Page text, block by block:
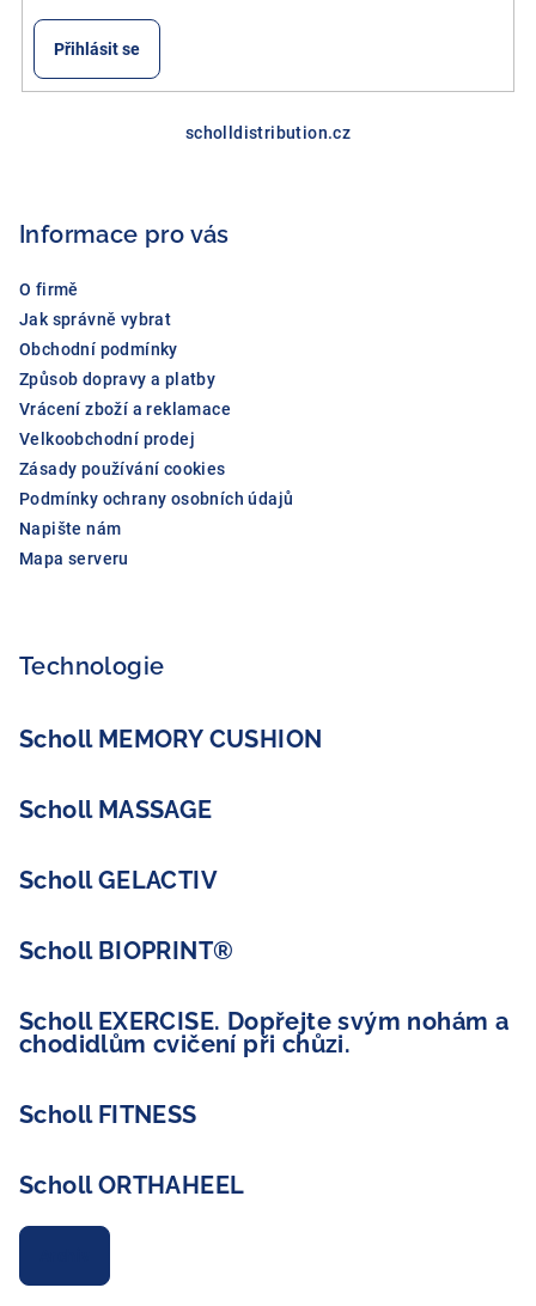
Přihlásit se
scholldistribution.cz
Informace pro vás
O firmě
Jak správně vybrat
Obchodní podmínky
Způsob dopravy a platby
Vrácení zboží a reklamace
Velkoobchodní prodej
Zásady používání cookies
Podmínky ochrany osobních údajů
Napište nám
Mapa serveru
Technologie
Scholl MEMORY CUSHION
Scholl MASSAGE
Scholl GELACTIV
Scholl BIOPRINT®
Scholl EXERCISE. Dopřejte svým nohám a
chodidlům cvičení při chůzi.
Scholl FITNESS
Scholl ORTHAHEEL